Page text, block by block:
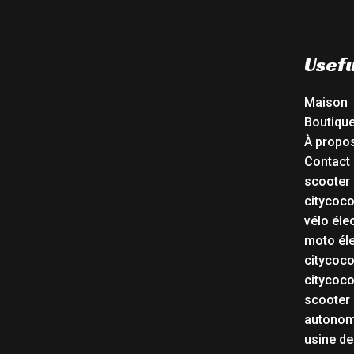
Maison
À
Contact
scooter
citycoco
vélo
moto
scooter
usine